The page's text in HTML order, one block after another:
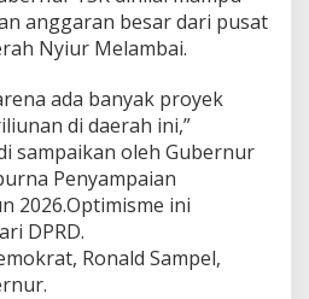
T
r
l
i
n
a
n
u
d
anggaran besar dari pusat
Nyiur Melambai.
ada banyak proyek
di daerah ini,”
sampaikan oleh Gubernur
Penyampaian
2026.Optimisme ini
DPRD.
Ronald Sampel,